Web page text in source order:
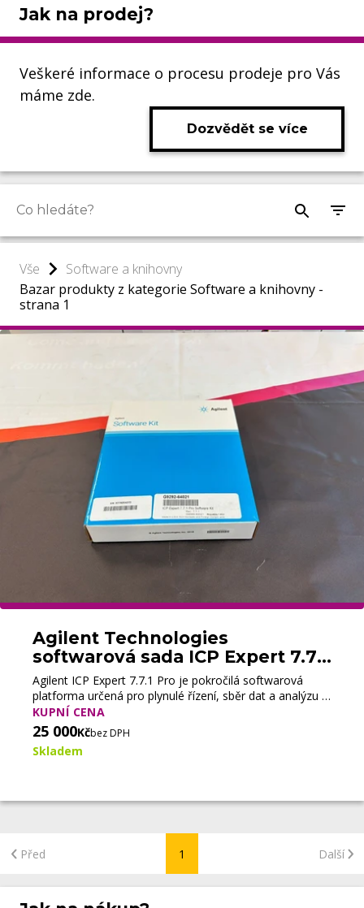
Jak na prodej?
Veškeré informace o procesu prodeje pro Vás
máme zde.
Dozvědět se více
Vše
Software a knihovny
Bazar produkty z kategorie Software a knihovny -
strana 1
Agilent Technologies
softwarová sada ICP Expert 7.7.1
Pro (Bazar)
Agilent ICP Expert 7.7.1 Pro je pokročilá softwarová
platforma určená pro plynulé řízení, sběr dat a analýzu v
indukčně vázané plazmové optické emisní spektrometrii
(ICP-OES).
KUPNÍ CENA
25 000Kčbez DPH
Skladem
Před 1 Další